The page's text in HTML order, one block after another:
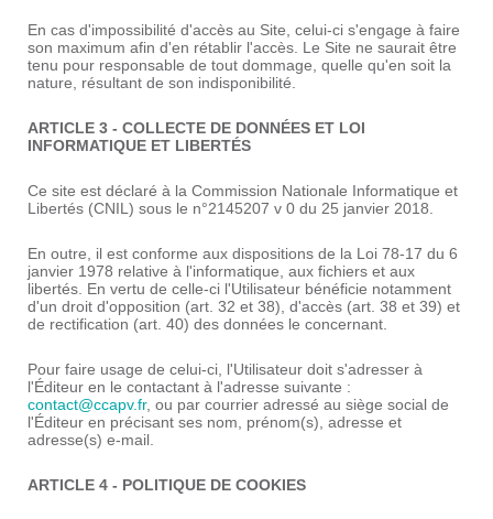
En cas d'impossibilité d'accès au Site, celui-ci s'engage à faire
son maximum afin d'en rétablir l'accès. Le Site ne saurait être
tenu pour responsable de tout dommage, quelle qu'en soit la
nature, résultant de son indisponibilité.
ARTICLE 3 - COLLECTE DE DONNÉES ET LOI
INFORMATIQUE ET LIBERTÉS
Ce site est déclaré à la Commission Nationale Informatique et
Libertés (CNIL) sous le n°2145207 v 0 du 25 janvier 2018.
En outre, il est conforme aux dispositions de la Loi 78-17 du 6
janvier 1978 relative à l'informatique, aux fichiers et aux
libertés. En vertu de celle-ci l'Utilisateur bénéficie notamment
d'un droit d'opposition (art. 32 et 38), d'accès (art. 38 et 39) et
de rectification (art. 40) des données le concernant.
Pour faire usage de celui-ci, l'Utilisateur doit s'adresser à
l'Éditeur en le contactant à l'adresse suivante :
contact@ccapv.fr, ou par courrier adressé au siège social de
l'Éditeur en précisant ses nom, prénom(s), adresse et
adresse(s) e-mail.
ARTICLE 4 - POLITIQUE DE COOKIES